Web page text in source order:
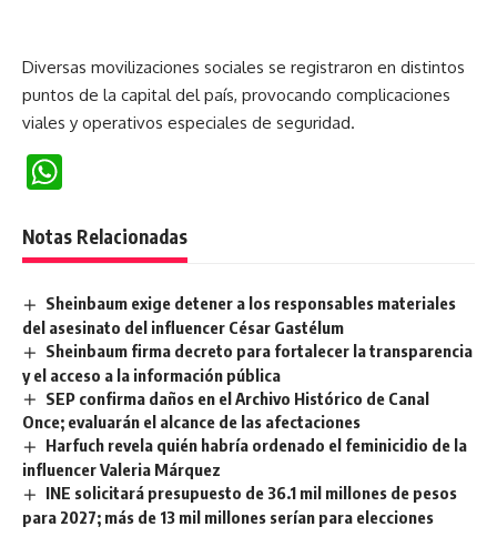
Diversas movilizaciones sociales se registraron en distintos
puntos de la capital del país, provocando complicaciones
viales y operativos especiales de seguridad.
Notas Relacionadas
Sheinbaum exige detener a los responsables materiales
del asesinato del influencer César Gastélum
Sheinbaum firma decreto para fortalecer la transparencia
y el acceso a la información pública
SEP confirma daños en el Archivo Histórico de Canal
Once; evaluarán el alcance de las afectaciones
Harfuch revela quién habría ordenado el feminicidio de la
influencer Valeria Márquez
INE solicitará presupuesto de 36.1 mil millones de pesos
para 2027; más de 13 mil millones serían para elecciones